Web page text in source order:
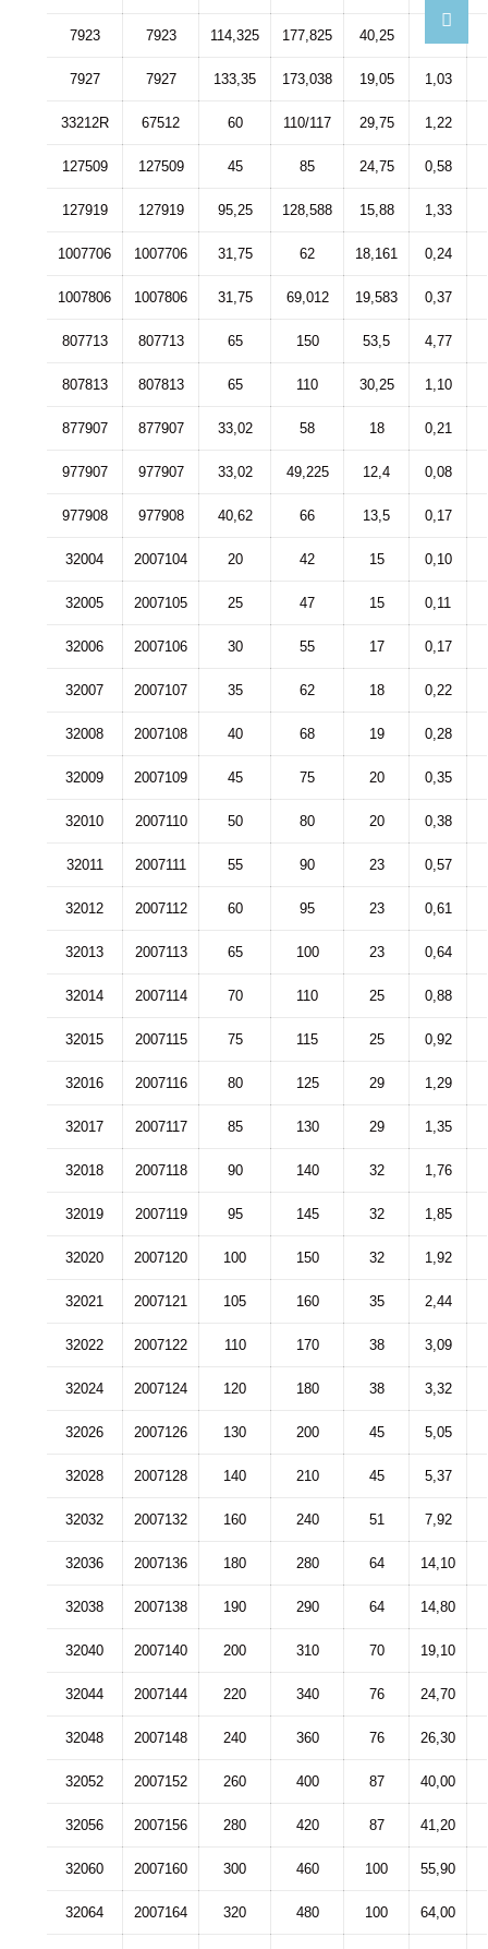
7923 7923 114,325 177,825 40,25
7927 7927 133,35 173,038 19,05 1,03
33212R 67512 60 110/117 29,75 1,22
127509 127509 45 85 24,75 0,58
127919 127919 95,25 128,588 15,88 1,33
1007706 1007706 31,75 62 18,161 0,24
1007806 1007806 31,75 69,012 19,583 0,37
807713 807713 65 150 53,5 4,77
807813 807813 65 110 30,25 1,10
877907 877907 33,02 58 18 0,21
977907 977907 33,02 49,225 12,4 0,08
977908 977908 40,62 66 13,5 0,17
32004 2007104 20 42 15 0,10
32005 2007105 25 47 15 0,11
32006 2007106 30 55 17 0,17
32007 2007107 35 62 18 0,22
32008 2007108 40 68 19 0,28
32009 2007109 45 75 20 0,35
32010 2007110 50 80 20 0,38
32011 2007111 55 90 23 0,57
32012 2007112 60 95 23 0,61
32013 2007113 65 100 23 0,64
32014 2007114 70 110 25 0,88
32015 2007115 75 115 25 0,92
32016 2007116 80 125 29 1,29
32017 2007117 85 130 29 1,35
32018 2007118 90 140 32 1,76
32019 2007119 95 145 32 1,85
32020 2007120 100 150 32 1,92
32021 2007121 105 160 35 2,44
32022 2007122 110 170 38 3,09
32024 2007124 120 180 38 3,32
32026 2007126 130 200 45 5,05
32028 2007128 140 210 45 5,37
32032 2007132 160 240 51 7,92
32036 2007136 180 280 64 14,10
32038 2007138 190 290 64 14,80
32040 2007140 200 310 70 19,10
32044 2007144 220 340 76 24,70
32048 2007148 240 360 76 26,30
32052 2007152 260 400 87 40,00
32056 2007156 280 420 87 41,20
32060 2007160 300 460 100 55,90
32064 2007164 320 480 100 64,00